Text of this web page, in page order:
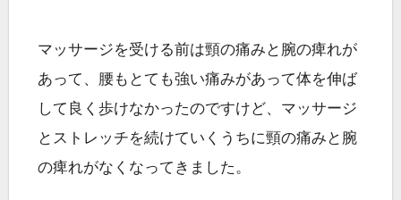
マッサージを受ける前は頸の痛みと腕の痺れが
あって、腰もとても強い痛みがあって体を伸ば
して良く歩けなかったのですけど、マッサージ
とストレッチを続けていくうちに頸の痛みと腕
の痺れがなくなってきました。